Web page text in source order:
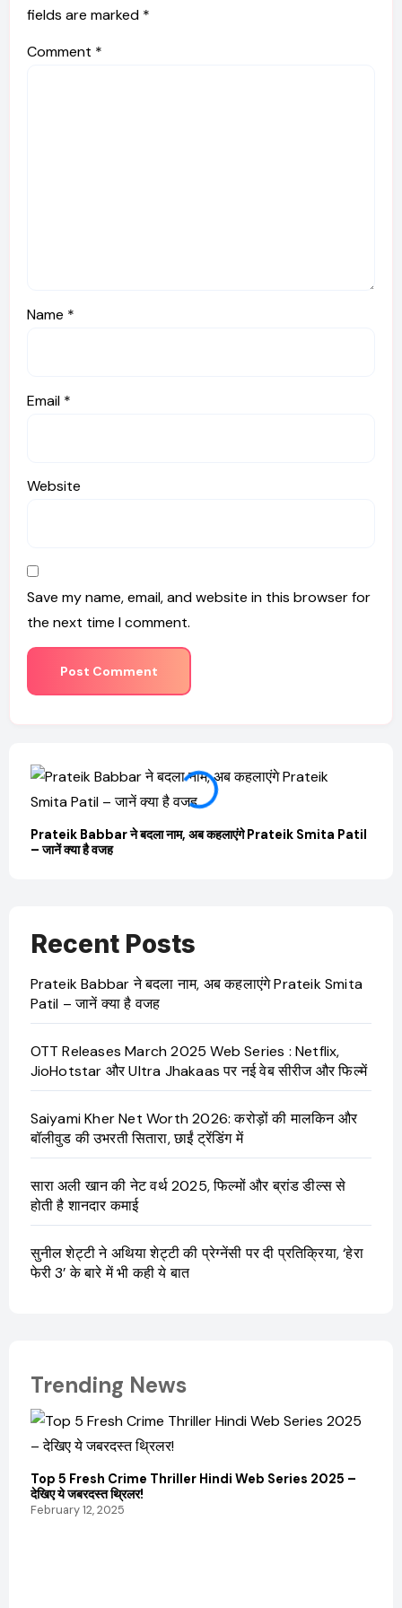
fields are marked *
Comment *
Name *
Email *
Website
Save my name, email, and website in this browser for
the next time I comment.
Prateik Babbar ने बदला नाम, अब कहलाएंगे Prateik Smita Patil
– जानें क्या है वजह
Recent Posts
Prateik Babbar ने बदला नाम, अब कहलाएंगे Prateik Smita
Patil – जानें क्या है वजह
OTT Releases March 2025 Web Series : Netflix,
JioHotstar और Ultra Jhakaas पर नई वेब सीरीज और फिल्में
Saiyami Kher Net Worth 2026: करोड़ों की मालकिन और
बॉलीवुड की उभरती सितारा, छाईं ट्रेंडिंग में
सारा अली खान की नेट वर्थ 2025, फिल्मों और ब्रांड डील्स से
होती है शानदार कमाई
सुनील शेट्टी ने अथिया शेट्टी की प्रेग्नेंसी पर दी प्रतिक्रिया, ‘हेरा
फेरी 3’ के बारे में भी कही ये बात
Trending News
Top 5 Fresh Crime Thriller Hindi Web Series 2025 –
देखिए ये जबरदस्त थ्रिलर!
February 12, 2025